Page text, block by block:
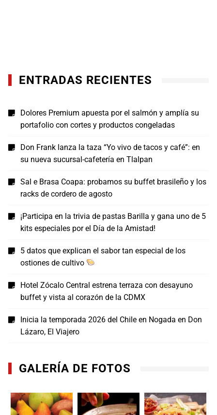
ENTRADAS RECIENTES
Dolores Premium apuesta por el salmón y amplía su
portafolio con cortes y productos congeladas
Don Frank lanza la taza “Yo vivo de tacos y café”: en
su nueva sucursal-cafetería en Tlalpan
Sal e Brasa Coapa: probamos su buffet brasileño y los
racks de cordero de agosto
¡Participa en la trivia de pastas Barilla y gana uno de 5
kits especiales por el Día de la Amistad!
5 datos que explican el sabor tan especial de los
ostiones de cultivo
Hotel Zócalo Central estrena terraza con desayuno
buffet y vista al corazón de la CDMX
Inicia la temporada 2026 del Chile en Nogada en Don
Lázaro, El Viajero
GALERÍA DE FOTOS